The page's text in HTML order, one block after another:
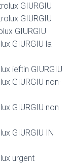
GIURGIU
GIURGIU
GIURGIU
GIURGIU la
ieftin GIURGIU
GIURGIU non-
GIURGIU non
GIURGIU IN
urgent